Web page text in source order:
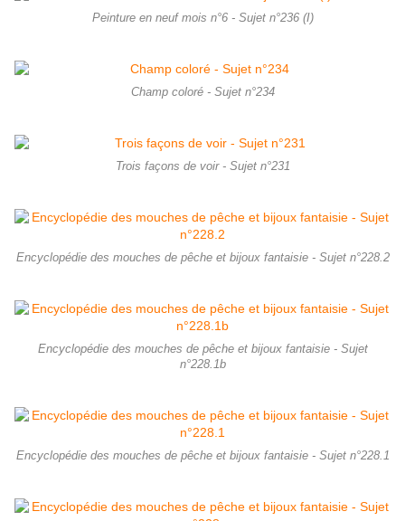
Peinture en neuf mois n°6 - Sujet n°236 (I)
Champ coloré - Sujet n°234
Trois façons de voir - Sujet n°231
Encyclopédie des mouches de pêche et bijoux fantaisie - Sujet n°228.2
Encyclopédie des mouches de pêche et bijoux fantaisie - Sujet
n°228.1b
Encyclopédie des mouches de pêche et bijoux fantaisie - Sujet n°228.1